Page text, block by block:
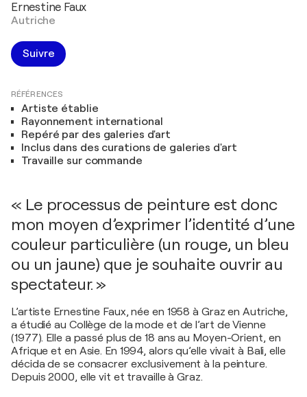
Ernestine Faux
Autriche
Suivre
RÉFÉRENCES
Artiste établie
Rayonnement international
Repéré par des galeries d'art
Inclus dans des curations de galeries d'art
Travaille sur commande
« Le processus de peinture est donc
mon moyen d’exprimer l’identité d’une
couleur particulière (un rouge, un bleu
ou un jaune) que je souhaite ouvrir au
spectateur. »
L’artiste Ernestine Faux, née en 1958 à Graz en Autriche,
a étudié au Collège de la mode et de l’art de Vienne
(1977). Elle a passé plus de 18 ans au Moyen-Orient, en
Afrique et en Asie. En 1994, alors qu’elle vivait à Bali, elle
décida de se consacrer exclusivement à la peinture.
Depuis 2000, elle vit et travaille à Graz.